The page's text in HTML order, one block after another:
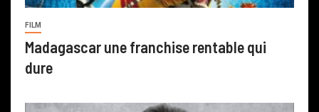
FILM
Madagascar une franchise rentable qui
dure